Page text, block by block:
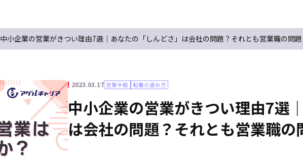
中小企業の営業がきつい理由7選｜あなたの「しんどさ」は会社の問題？それとも営業職の問
2023.03.17 営業全般 転職の進め方
中小企業の営業がきつい理由7選
は会社の問題？それとも営業職の